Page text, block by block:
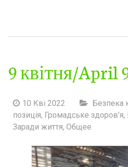
9 квітня/April
10 Кві 2022 Безпека
позиція, Громадське здоров’я,
Заради життя, Общее